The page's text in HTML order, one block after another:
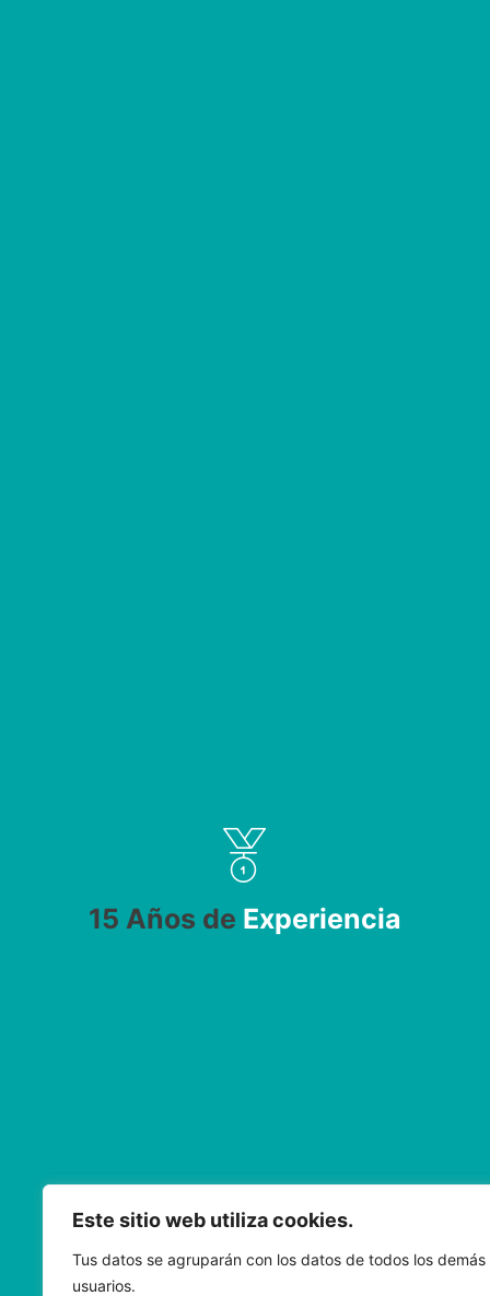
Este sitio web utiliza cookies.
Tus datos se agruparán con los datos de todos los demás
usuarios.
15 Años de Experiencia